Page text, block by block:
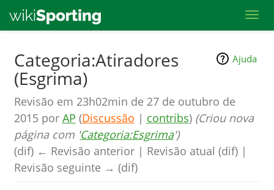
main
content
Ajuda
Categoria:Atiradores
(Esgrima)
Revisão em 23h02min de 27 de outubro de
2015 por AP (Discussão | contribs) (Criou nova
página com 'Categoria:Esgrima')
(dif) ← Revisão anterior | Revisão atual (dif) |
Revisão seguinte → (dif)